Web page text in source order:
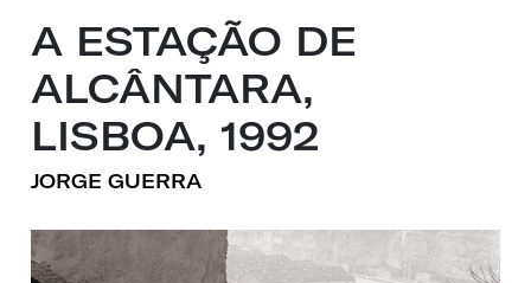
A ESTAÇÃO DE
ALCÂNTARA,
LISBOA, 1992
JORGE GUERRA